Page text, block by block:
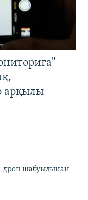
арқылы
дрон шабуылынан